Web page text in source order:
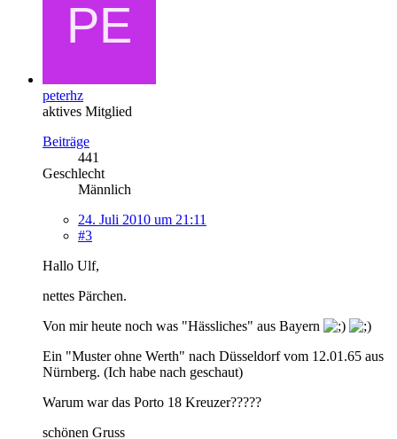
peterhz
aktives Mitglied
Beiträge
441
Geschlecht
Männlich
24. Juli 2010 um 21:11
#3
Hallo Ulf,
nettes Pärchen.
Von mir heute noch was "Hässliches" aus Bayern
Ein "Muster ohne Werth" nach Düsseldorf vom 12.01.65 aus
Nürnberg. (Ich habe nach geschaut)
Warum war das Porto 18 Kreuzer?????
schönen Gruss